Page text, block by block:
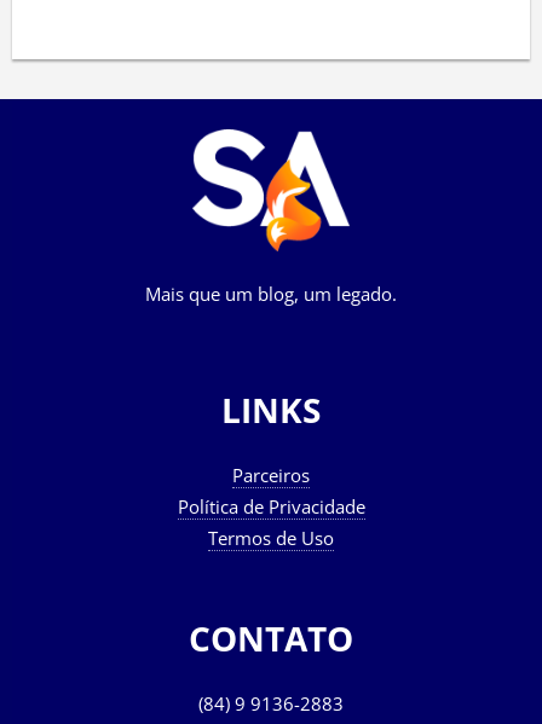
Mais que um blog, um legado.
LINKS
Parceiros
Política de Privacidade
Termos de Uso
CONTATO
(84) 9 9136-2883